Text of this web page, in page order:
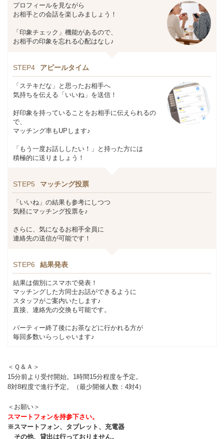
プロフィールを見ながら
お相手との会話を楽しみましょう！
「印象チェック」機能があるので、
お相手の印象を忘れる心配はなし♪
STEP4 アピールタイム
「ステキだな」と思ったお相手へ
気持ちを伝える「いいね」を送信！
好印象を持っていることをお相手に伝えられるの
で、
マッチング率もUPします♪
「もう一度お話ししたい！」と持った方には
積極的に送りましょう！
STEP5 マッチング投票
「いいね」の結果も参考にしつつ
気軽にマッチング投票を♪
さらに、気になるお相手全員に
連絡先の送信が可能です！
STEP6 結果発表
結果は個別にスマホで発表！
マッチングした方同士お話ができるように
スタッフがご案内いたします♪
直接、連絡先の交換も可能です。
パーティー終了後にお茶などに行かれる方が
毎回多数いらっしゃいます♪
＜Ｑ＆Ａ＞
15分前より受付開始。1時間15分程度を予定。
8対8程度で進行予定。（最少開催人数：4対4）
＜お願い＞
スマートフォンを持参下さい。
※スマートフォン、タブレット、充電器
その他、貸出は行っておりません。